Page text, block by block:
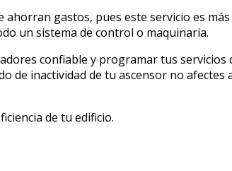
ahorran gastos, pues este servicio es
un sistema de control o maquinaria.
confiable y programar tus servicios
de inactividad de tu ascensor no afectes
de tu edificio.